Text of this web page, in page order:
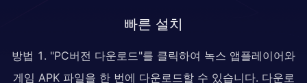
빠른 설치
방법 1. "PC버전 다운로드"를 클릭하여 녹스 앱플레이어와
게임 APK 파일을 한 번에 다운로드할 수 있습니다. 다운로